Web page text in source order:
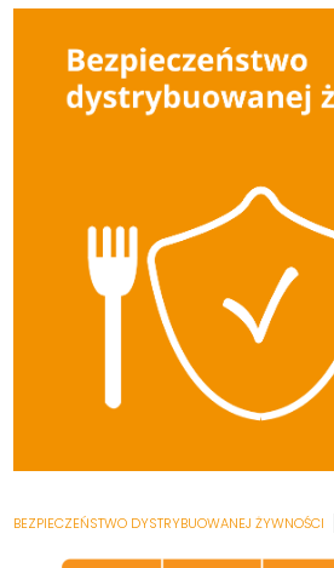
BEZPIECZEŃSTWO DYSTRYBUOWANEJ ŻYWNOŚCI